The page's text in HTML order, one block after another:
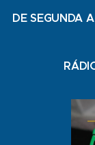
DE SEGUNDA